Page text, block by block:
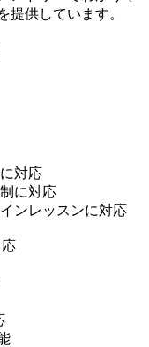
提供しています。